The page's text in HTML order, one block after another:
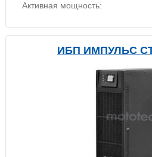
Активная мощность:
ИБП ИМПУЛЬС